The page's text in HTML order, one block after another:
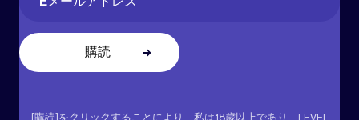
[購読]をクリックすることにより、私は18歳以上であり、LEVEL